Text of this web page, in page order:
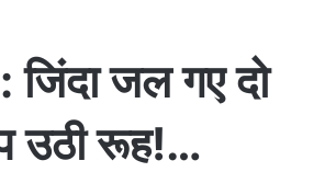
जिंदा जल गए दो
उठी रूह!…